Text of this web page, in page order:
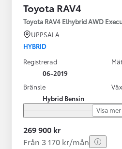
Toyota RAV4
Toyota RAV4 Elhybrid AWD
UPPSALA
HYBRID
Registrerad
06-2019
Bränsle
Hybrid Bensin
Visa mer
269 900 kr
Från 3 170 kr/mån